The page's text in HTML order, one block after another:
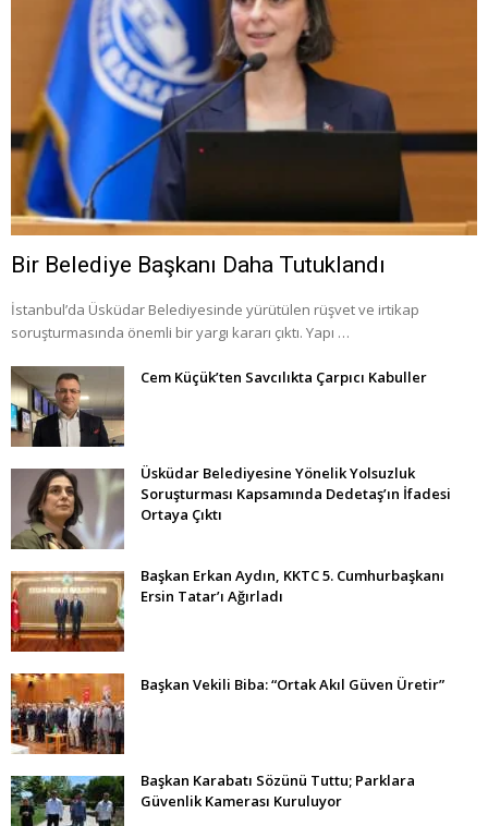
Bir Belediye Başkanı Daha Tutuklandı
İstanbul’da Üsküdar Belediyesinde yürütülen rüşvet ve irtikap
soruşturmasında önemli bir yargı kararı çıktı. Yapı …
Cem Küçük’ten Savcılıkta Çarpıcı Kabuller
Üsküdar Belediyesine Yönelik Yolsuzluk
Soruşturması Kapsamında Dedetaş’ın İfadesi
Ortaya Çıktı
Başkan Erkan Aydın, KKTC 5. Cumhurbaşkanı
Ersin Tatar’ı Ağırladı
Başkan Vekili Biba: “Ortak Akıl Güven Üretir”
Başkan Karabatı Sözünü Tuttu; Parklara
Güvenlik Kamerası Kuruluyor